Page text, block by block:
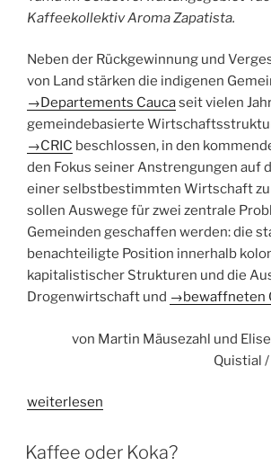
Kaffeekollektiv Aroma Zapatista.
Neben der Rückgewinnung und
von Land stärken die indigenen
→Departements Caucaseit vielen
gemeindebasierte
→CRIC beschlossen, in den
den Fokus seiner Anstrengungen auf
einer selbstbestimmten Wirtschaft zu
sollen Auswege für zwei zentrale
Gemeinden geschaffen werden: die
benachteiligte Position innerhalb
kapitalistischer Strukturen und die
Drogenwirtschaft und →bewaffneten
von Martin Mäusezahl und
Quistial
„Wir
Träumer*innen“
weiterlesen
Kaffee oder Koka?